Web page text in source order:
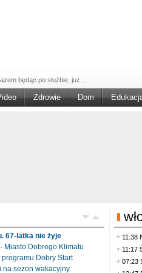
będąc po służbie, już...
Wolontariatu w NGO –
800 plus, który
na drogach Włocławka i
Zdrowie Dom
67-latka nie żyje
Miasto Dobrego Klimatu
Dobry Start
na sezon wakacyjny
11:38
11:17
07:23